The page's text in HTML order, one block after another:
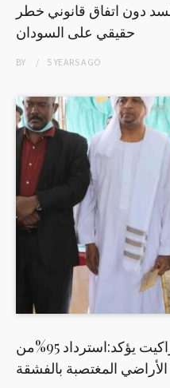
دون اتفاق قانوني خطر
حقيقي على السودان
BY 5 YEARSAGO
قائد اللواء الخامس بأم براكيت يؤكد:استرداد 95%من
الأراضي المغتصبة بالفشقة